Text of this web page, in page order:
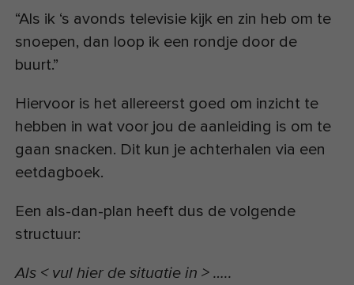
“Als ik ‘s avonds televisie kijk en zin heb om te
snoepen, dan loop ik een rondje door de
buurt.”
Hiervoor is het allereerst goed om inzicht te
hebben in wat voor jou de aanleiding is om te
gaan snacken. Dit kun je achterhalen via een
eetdagboek.
Een als-dan-plan heeft dus de volgende
structuur:
Als < vul hier de situatie in > …..